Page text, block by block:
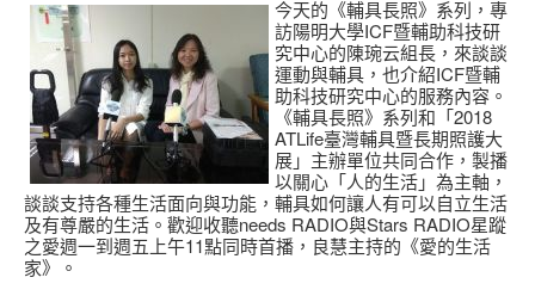
今天的《輔具長照》系列，專
訪陽明大學ICF暨輔助科技研
究中心的陳琬云組長，來談談
運動與輔具，也介紹ICF暨輔
助科技研究中心的服務內容。
《輔具長照》系列和「2018
ATLife臺灣輔具暨長期照護大
展」主辦單位共同合作，製播
以關心「人的生活」為主軸，
談談支持各種生活面向與功能，輔具如何讓人有可以自立生活
及有尊嚴的生活。歡迎收聽needs RADIO與Stars RADIO星蹤
之愛週一到週五上午11點同時首播，良慧主持的《愛的生活
家》。